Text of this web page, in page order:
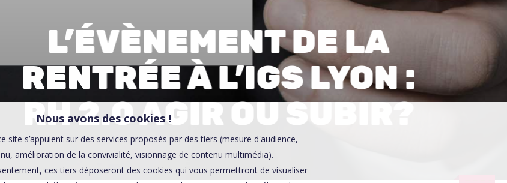
L’ÉVÈNEMENT DE LA
RENTRÉE À L’IGS LYON :
RH 2.0 AGIR OU SUBIR?
Nous avons des cookies !
site s’appuient sur des services proposés par des tiers (mesure d'audience,
amélioration de la convivialité, visionnage de contenu multimédia).
ces tiers déposeront des cookies qui vous permettront de visualiser